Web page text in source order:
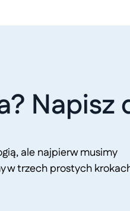
Napisz
ale najpierw musimy
w trzech prostych